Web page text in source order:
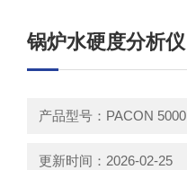
锅炉水硬度分析仪
产品型号：PACON 5000
更新时间：2026-02-25